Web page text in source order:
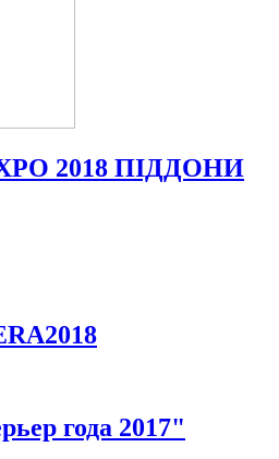
2018 ПIДДОНИ
года 2017"